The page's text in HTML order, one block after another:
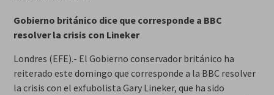
Gobierno británico dice que corresponde a BBC
resolver la crisis con Lineker
Londres (EFE).- El Gobierno conservador británico ha
reiterado este domingo que corresponde a la BBC resolver
la crisis con el exfubolista Gary Lineker, que ha sido